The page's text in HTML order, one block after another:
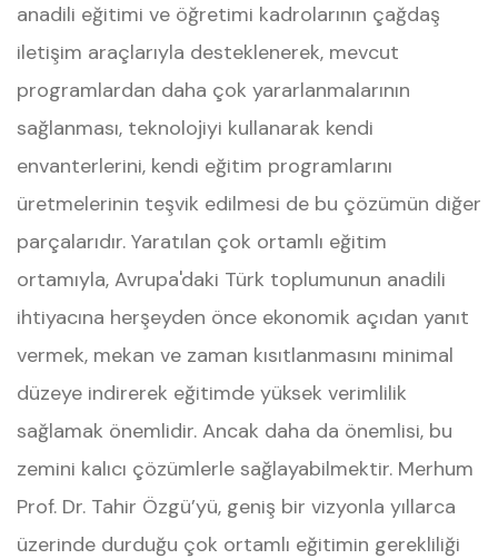
anadili eğitimi ve öğretimi kadrolarının çağdaş
iletişim araçlarıyla desteklenerek, mevcut
programlardan daha çok yararlanmalarının
sağlanması, teknolojiyi kullanarak kendi
envanterlerini, kendi eğitim programlarını
üretmelerinin teşvik edilmesi de bu çözümün diğer
parçalarıdır. Yaratılan çok ortamlı eğitim
ortamıyla, Avrupa'daki Türk toplumunun anadili
ihtiyacına herşeyden önce ekonomik açıdan yanıt
vermek, mekan ve zaman kısıtlanmasını minimal
düzeye indirerek eğitimde yüksek verimlilik
sağlamak önemlidir. Ancak daha da önemlisi, bu
zemini kalıcı çözümlerle sağlayabilmektir. Merhum
Prof. Dr. Tahir Özgü’yü, geniş bir vizyonla yıllarca
üzerinde durduğu çok ortamlı eğitimin gerekliliği